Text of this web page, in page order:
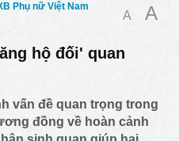
Phụ nữ Việt Nam
A A
hộ đối' quan
vấn đề quan trọng trong
đồng về hoàn cảnh